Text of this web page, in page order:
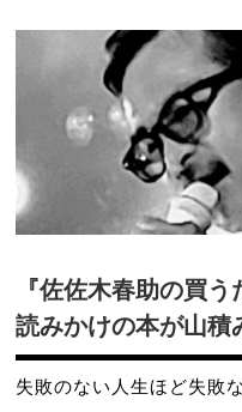
『佐佐木春助の買
読みかけの本が山積
失敗のない人生ほど失敗